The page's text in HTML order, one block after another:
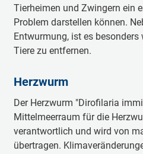
Tierheimen und Zwingern ein
Problem darstellen können.
Entwurmung, ist es
Tiere zu entfernen.
Herzwurm
Der Herzwurm "Dirofilaria
Mittelmeerraum für die
verantwortlich und wird von
übertragen.